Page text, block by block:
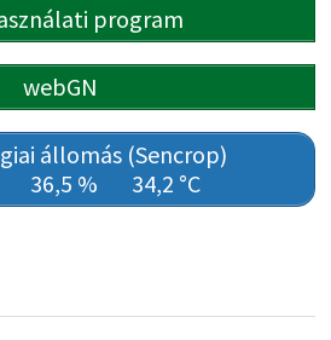
program
webGN
állomás (Sencrop)
36,5 % 34,2 °C